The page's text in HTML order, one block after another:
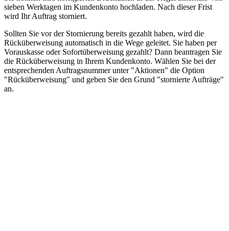
sieben Werktagen im Kundenkonto hochladen. Nach dieser Frist
wird Ihr Auftrag storniert.
Sollten Sie vor der Stornierung bereits gezahlt haben, wird die
Rücküberweisung automatisch in die Wege geleitet. Sie haben per
Vorauskasse oder Sofortüberweisung gezahlt? Dann beantragen Sie
die Rücküberweisung in Ihrem Kundenkonto. Wählen Sie bei der
entsprechenden Auftragsnummer unter "Aktionen" die Option
"Rücküberweisung" und geben Sie den Grund "stornierte Aufträge"
an.